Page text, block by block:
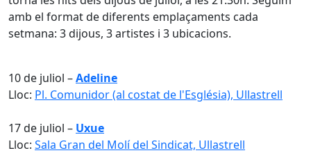
amb el format de diferents emplaçaments cada
setmana: 3 dijous, 3 artistes i 3 ubicacions.
10 de juliol –Adeline
Lloc: Pl. Comunidor (al costat de l'Església), Ullastrell
17 de juliol – Uxue
Lloc: Sala Gran del Molí del Sindicat, Ullastrell